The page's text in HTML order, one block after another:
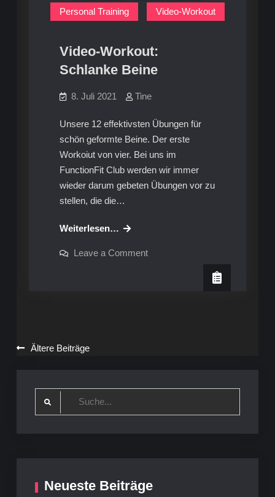
Personal Training Video-Workout
Video-Workout:
Schlanke Beine
8. Juli 2021 Tine
Unsere 12 effektivsten Übungen für
schön geformte Beine. Der erste
Workoiut von vier. Bei uns im
FunctionFit Club werden wir immer
wieder darum gebeten Übungen vor zu
stellen, die die…
Weiterlesen… Video-
Schlanke
Leave a Commenton
Beitragsnavigation
Ältere Beiträge
Neueste Beiträge